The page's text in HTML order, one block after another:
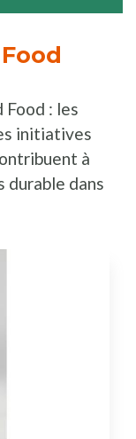
Food : les
initiatives
à
durable dans